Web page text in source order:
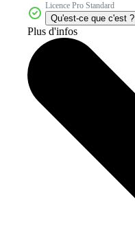
Licence Pro Standard
Qu'est-ce que c'est ?
Plus d'infos